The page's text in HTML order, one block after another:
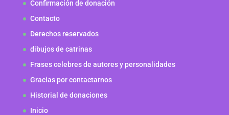
Confirmación de donación
Contacto
Derechos reservados
dibujos de catrinas
Frases celebres de autores y personalidades
Gracias por contactarnos
Historial de donaciones
Inicio